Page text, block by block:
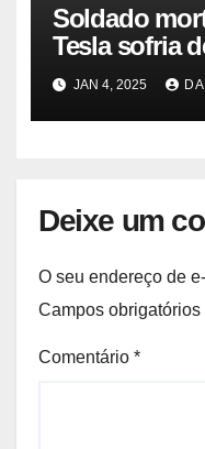
Soldado
Tesla sofria
traumático e
EUA
JAN 4, 2025
Deixe um
O seu endereço de
Campos
Comentário *